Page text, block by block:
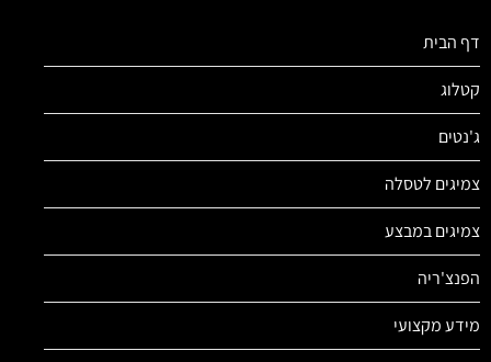
דף הבית
קטלוג
ג'נטים
צמיגים לטסלה
צמיגים במבצע
הפנצ'ריה
מידע מקצועי